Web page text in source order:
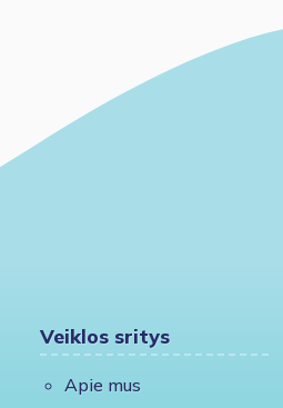
Veiklos sritys
Apie mus